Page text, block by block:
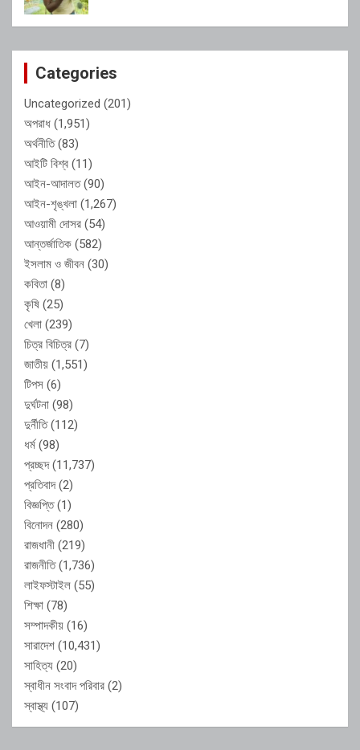
Categories
Uncategorized (201)
অপরাধ (1,951)
অর্থনীতি(83)
আইটি বিশ্ব (11)
আইন-আদালত(90)
আইন-শৃঙ্খলা (1,267)
আওয়ামী দোসর (54)
আন্তর্জাতিক (582)
ইসলাম ও জীবন (30)
কবিতা (8)
কৃষি (25)
খেলা (239)
চিত্র বিচিত্র (7)
জাতীয় (1,551)
টিপস (6)
দুর্ঘটনা (98)
দুর্নীতি(112)
ধর্ম(98)
প্রচ্ছদ(11,737)
প্রতিবাদ(2)
বিজ্ঞপ্তি(1)
বিনোদন (280)
রাজধানী (219)
রাজনীতি(1,736)
লাইফস্টাইল (55)
শিক্ষা (78)
সম্পাদকীয় (16)
সারাদেশ (10,431)
সাহিত্য (20)
স্বাধীন সংবাদ পরিবার (2)
স্বাস্থ্য (107)